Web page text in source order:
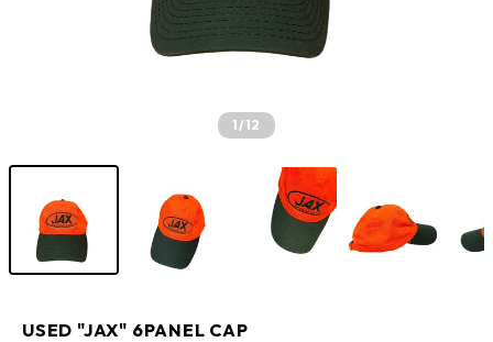
1/12
USED "JAX" 6PANEL CAP